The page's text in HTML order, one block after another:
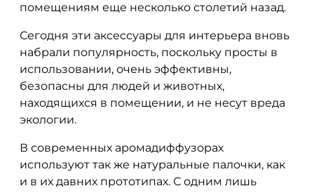
помещениям еще несколько столетий назад.
Сегодня эти аксессуары для интерьера вновь
набрали популярность, поскольку просты в
использовании, очень эффективны,
безопасны для людей и животных,
находящихся в помещении, и не несут вреда
экологии.
В современных аромадиффузорах
используют так же натуральные палочки, как
и в их давних прототипах. С одним лишь